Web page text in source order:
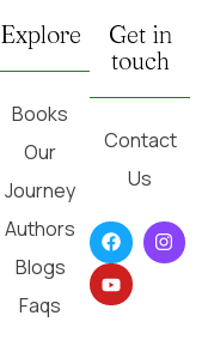
Explore
Books
Our
Journey
Authors
Blogs
Faqs
Get in
touch
Contact
Us